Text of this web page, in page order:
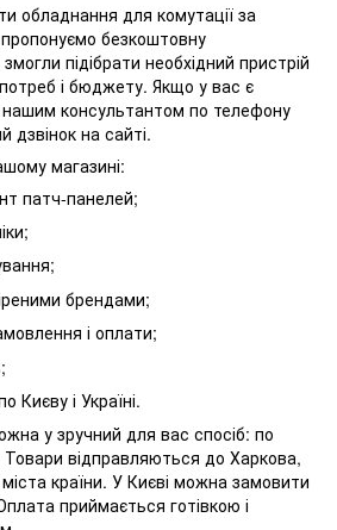
обладнання для комутації за
безкоштовну
підібрати необхідний пристрій
і бюджету. Якщо у вас є
консультантом по телефону
дзвінок на сайті.
магазині:
патч-панелей;
брендами;
і оплати;
Києву і Україні.
у зручний для вас спосіб: по
відправляються до Харкова,
країни. У Києві можна замовити
приймається готівкою і